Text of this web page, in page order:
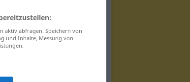
aktiv abfragen. Speichern von
und Inhalte, Messung von